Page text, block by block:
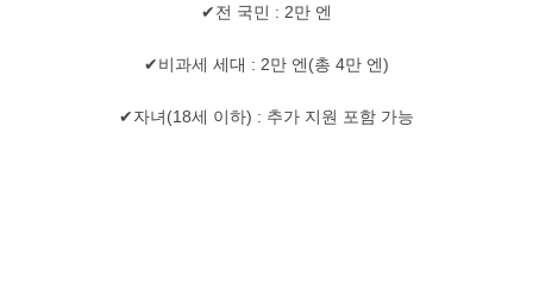
✔전 국민 : 2만 엔
✔비과세 세대 : 2만 엔(총 4만 엔)
✔자녀(18세 이하) : 추가 지원 포함 가능